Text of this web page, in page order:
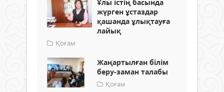
Ұлы істің басында
жүрген ұстаздар
қашанда ұлықтауға
лайық
Қоғам
Жаңартылған білім
беру-заман талабы
Қоғам